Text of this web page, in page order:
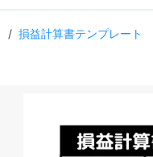
/ 損益計算書テンプレート